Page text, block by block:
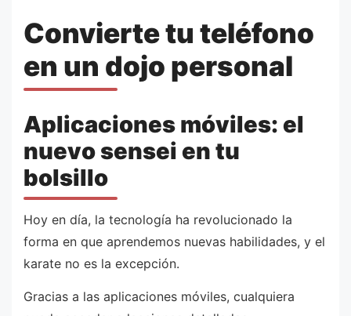
Convierte tu teléfono
en un dojo personal
Aplicaciones móviles: el
nuevo sensei en tu
bolsillo
Hoy en día, la tecnología ha revolucionado la
forma en que aprendemos nuevas habilidades, y el
karate no es la excepción.
Gracias a las aplicaciones móviles, cualquiera